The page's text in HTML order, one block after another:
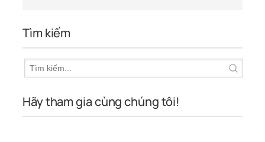
Tìm kiếm
Hãy tham gia cùng chúng tôi!